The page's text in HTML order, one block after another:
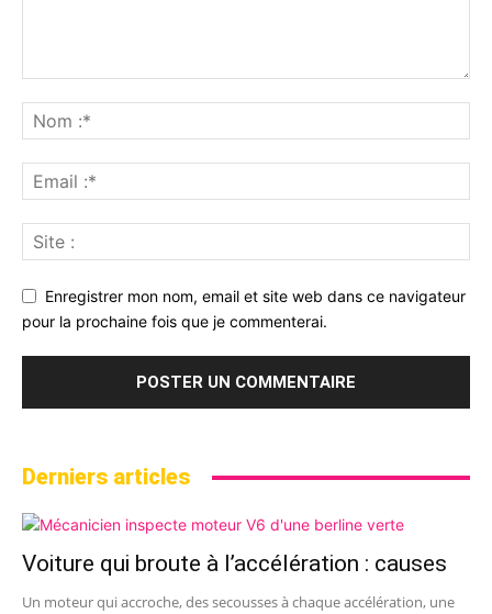
Enregistrer mon nom, email et site web dans ce navigateur
pour la prochaine fois que je commenterai.
Derniers articles
Voiture qui broute à l’accélération : causes
Un moteur qui accroche, des secousses à chaque accélération, une